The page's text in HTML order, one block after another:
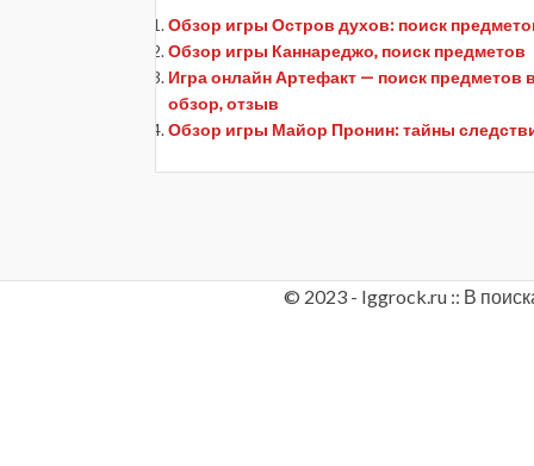
Обзор игры Остров духов: поиск
Обзор игры Каннареджо, поиск предметов
Игра онлайн Артефакт — поиск предметов
обзор, отзыв
Обзор игры Майор Пронин: тайны
© 2023 - Iggrock.ru :: В